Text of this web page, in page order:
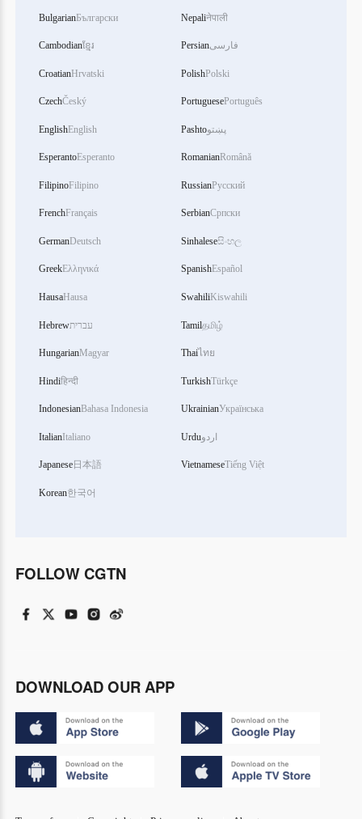
BulgarianБългарски
Cambodianខ្មែរ
CroatianHrvatski
CzechČeský
EnglishEnglish
EsperantoEsperanto
FilipinoFilipino
FrenchFrançais
GermanDeutsch
GreekΕλληνικά
HausaHausa
Hebrewעברית
HungarianMagyar
Hindiहिन्दी
IndonesianBahasa Indonesia
ItalianItaliano
Japanese日本語
Korean한국어
Nepaliनेपाली
Persianفارسی
PolishPolski
PortuguesePortuguês
Pashtoپښتو
RomanianRomână
RussianРусский
SerbianСрпски
Sinhaleseසිංහල
SpanishEspañol
SwahiliKiswahili
Tamilதமிழ்
Thaiไทย
TurkishTürkçe
UkrainianУкраїнська
Urduاردو
VietnameseTiếng Việt
FOLLOW CGTN
DOWNLOAD OUR APP